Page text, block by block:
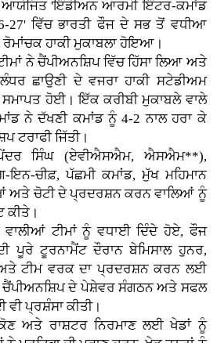
ਆਯੋਜਿਤ 'ਇੰਡੀਅਨ ਆਰਮੀ ਇੰਟਰ-ਕਮਾਂਡ
27' ਵਿੱਚ ਭਾਰਤੀ ਫੌਜ ਦੇ ਸਭ ਤੋਂ ਵਧੀਆ
ਹਾਕੀ ਮੁਕਾਬਲਾ ਹੋਇਆ।
ਨੇ ਚੈਂਪੀਅਨਸ਼ਿਪ ਵਿੱਚ ਹਿੱਸਾ ਲਿਆ ਅਤੇ
ਛਾਉਣੀ ਦੇ ਵਜਰਾ ਹਾਕੀ ਸਟੇਡੀਅਮ
ਹੋਈ। ਇੱਕ ਕਰੀਬੀ ਮੁਕਾਬਲੇ ਵਾਲੇ
ਨੇ ਦੱਖਣੀ ਕਮਾਂਡ ਨੂੰ 4-2 ਨਾਲ ਹਰਾ ਕੇ
ਟਰਾਫੀ ਜਿੱਤੀ।
ਸਿੰਘ (ਏਵੀਐਸਐਮ, ਐਸਐਮ**),
ਚੀਫ਼, ਪੱਛਮੀ ਕਮਾਂਡ, ਮੁੱਖ ਮਹਿਮਾਨ
ਅਤੇ ਚੋਟੀ ਦੇ ਪ੍ਰਦਰਸ਼ਨ ਕਰਨ ਵਾਲਿਆਂ ਨੂੰ
ਕੀਤੇ।
ਟੀਮਾਂ ਨੂੰ ਵਧਾਈ ਦਿੰਦੇ ਹੋਏ, ਫੌਜ
ਪੂਰੇ ਟੂਰਨਾਮੈਂਟ ਦੌਰਾਨ ਬੇਮਿਸਾਲ ਹੁਨਰ,
ਟੀਮ ਵਰਕ ਦਾ ਪ੍ਰਦਰਸ਼ਨ ਕਰਨ ਲਈ
ਚੈਂਪੀਅਨਸ਼ਿਪ ਦੇ ਪੇਸ਼ੇਵਰ ਸੰਗਠਨ ਅਤੇ ਸਫਲ
ਪ੍ਰਸ਼ੰਸਾ ਕੀਤੀ।
ਅਤੇ ਰਾਸ਼ਟਰ ਨਿਰਮਾਣ ਲਈ ਖੇਡਾਂ ਨੂੰ